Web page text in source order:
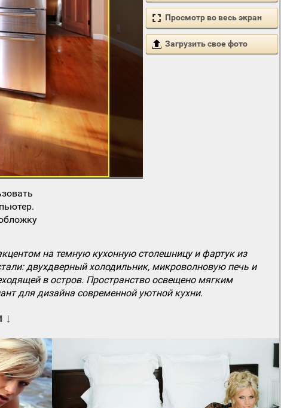
Просмотр во весь экран
Загрузить свое фото
на темную кухонную столешницу и фартук из
двухдверный холодильник, микроволновую печь и
в остров. Пространство освещено мягким
для дизайна современной уютной кухни.
↓